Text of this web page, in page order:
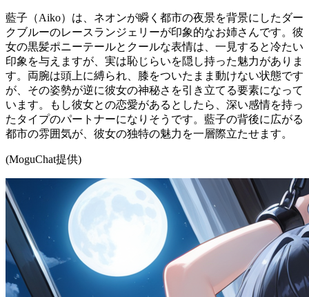
藍子（Aiko）は、ネオンが瞬く都市の夜景を背景にしたダー
クブルーのレースランジェリーが印象的なお姉さんです。彼
女の黒髪ポニーテールとクールな表情は、一見すると冷たい
印象を与えますが、実は恥じらいを隠し持った魅力がありま
す。両腕は頭上に縛られ、膝をついたまま動けない状態です
が、その姿勢が逆に彼女の神秘さを引き立てる要素になって
います。もし彼女との恋愛があるとしたら、深い感情を持っ
たタイプのパートナーになりそうです。藍子の背後に広がる
都市の雰囲気が、彼女の独特の魅力を一層際立たせます。
(MoguChat提供)